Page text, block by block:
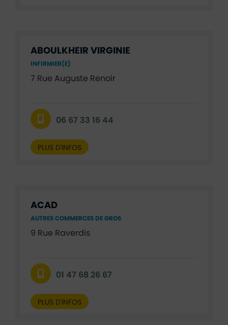
ABOULKHEIR VIRGINIE
INFIRMIER(E)
7 Rue Auguste Renoir
06 67 33 16 44
PLUS D'INFOS
ACAD
AUTRES COMMERCES DE GROS
9 Rue Raverdis
01 47 68 26 67
PLUS D'INFOS